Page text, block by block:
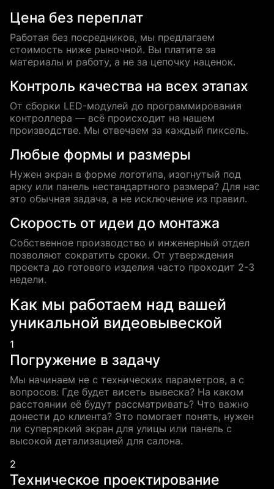
Цена без переплат
Работая без посредников, мы предлагаем
стоимость ниже рыночной. Вы платите за
материалы и работу, а не за цепочку наценок.
Контроль качества на всех этапах
От сборки LED-модулей до программирования
контроллера — всё происходит на нашем
производстве. Мы отвечаем за каждый пиксель.
Любые формы и размеры
Нужен экран в форме логотипа, изогнутый под
арку или панель нестандартного размера? Для нас
это обычная задача, а не исключение из правил.
Скорость от идеи до монтажа
Собственное производство и инженерный отдел
позволяют сократить сроки. От утверждения
проекта до готового изделия часто проходит 2-3
недели.
Как мы работаем над вашей
уникальной видеовывеской
1
Погружение в задачу
Мы начинаем не с технических параметров, а с
вопросов: Где будет висеть вывеска? На каком
расстоянии её будут рассматривать? Что важно
донести до клиента? Это помогает понять, нужен
ли суперяркий экран для улицы или панель с
высокой детализацией для салона.
2
Техническое проектирование